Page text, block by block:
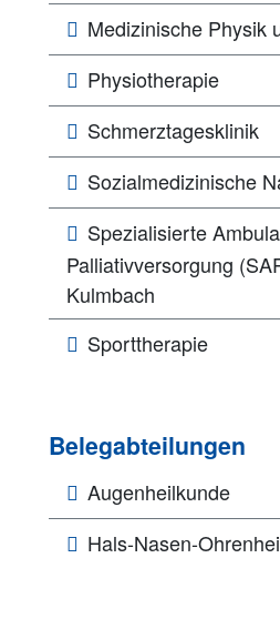
Medizinische Physik
Physiotherapie
Schmerztagesklinik
Sozialmedizinische
Spezialisierte
Palliativversorgung
Kulmbach
Sporttherapie
Belegabteilungen
Augenheilkunde
Hals-Nasen-